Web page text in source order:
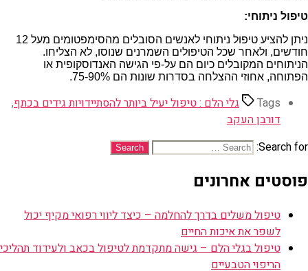
טיפול ניתוחי:
ניתן להציע טיפול ניתוחי לאנשים הסובלים מהסימפטומים מעל 12
חודשים, ולאחר שכל הטיפולים השמרנים שנוסו, לא הצליחו.
הניתוחים המקובלים כיום הם על-פי הגישה האנדוסקופית או
הפתוחה, אחוזי ההצלחה בסדרות שונות הם 75-90%.
Tags גלי הלם : טיפול יעיל ביותר להסתיידויות גידים בכתף,
דורבן העקב
Search for:
פוסטים אחרונים
טיפול משלים בדרך להחלמה – כיצד ליווי רפואי מקיף יכול
לשפר את איכות החיים
טיפול בגלי הלם – גישה מתקדמת לטיפול בכאב ולעידוד תהליכי
הריפוי הטבעיים